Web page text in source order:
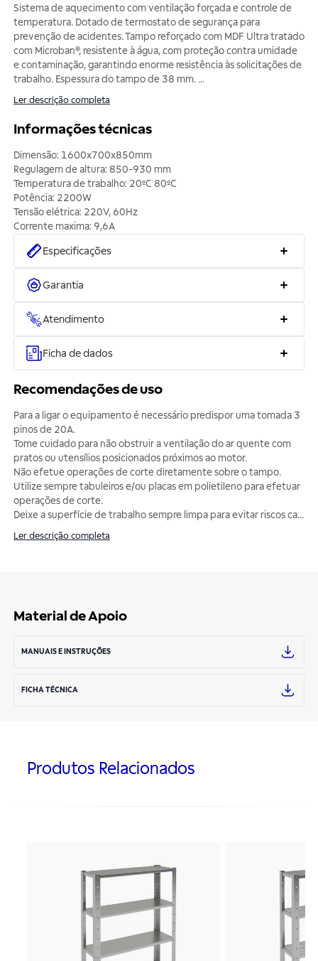
Sistema de aquecimento com ventilação forçada e controle de
temperatura. Dotado de termostato de segurança para
prevenção de acidentes. Tampo reforçado com MDF Ultra tratado
com Microban®, resistente à água, com proteção contra umidade
e contaminação, garantindo enorme resistência às solicitações de
trabalho. Espessura do tampo de 38 mm. ...
Ler descrição completa
Informações técnicas
Dimensão: 1600x700x850mm
Regulagem de altura: 850-930 mm
Temperatura de trabalho: 20ºC 80ºC
Potência: 2200W
Tensão elétrica: 220V, 60Hz
Corrente maxima: 9,6A
Especificações
Garantia
Atendimento
Ficha de dados
Recomendações de uso
Para a ligar o equipamento é necessário predispor uma tomada 3
pinos de 20A.
Tome cuidado para não obstruir a ventilação do ar quente com
pratos ou utensílios posicionados próximos ao motor.
Não efetue operações de corte diretamente sobre o tampo.
Utilize sempre tabuleiros e/ou placas em polietileno para efetuar
operações de corte.
Deixe a superfície de trabalho sempre limpa para evitar riscos ca...
Ler descrição completa
Material de Apoio
MANUAIS E INSTRUÇÕES
FICHA TÉCNICA
Produtos Relacionados